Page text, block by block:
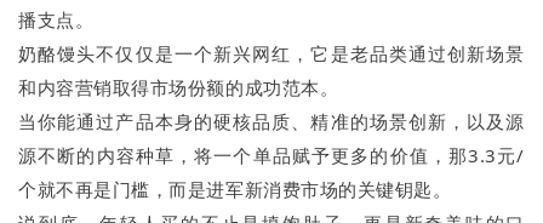
播支点。
奶酪馒头不仅仅是一个新兴网红，它是老品类通过创新场景
和内容营销取得市场份额的成功范本。
当你能通过产品本身的硬核品质、精准的场景创新，以及源
源不断的内容种草，将一个单品赋予更多的价值，那3.3元/
个就不再是门槛，而是进军新消费市场的关键钥匙。